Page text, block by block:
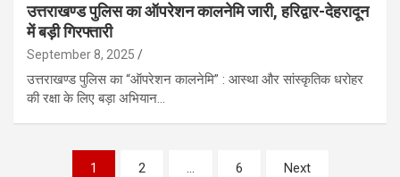
उत्तराखण्ड पुलिस का ऑपरेशन कालनेमि जारी, हरिद्वार-देहरादून
में बड़ी गिरफ्तारी
September 8, 2025
उत्तराखण्ड पुलिस का “ऑपरेशन कालनेमि” : आस्था और सांस्कृतिक धरोहर
की रक्षा के लिए बड़ा अभियान…
1 2 … 6 Next